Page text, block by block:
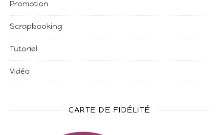
Promotion
Scrapbooking
Tutoriel
Vidéo
CARTE DE FIDÉLITÉ